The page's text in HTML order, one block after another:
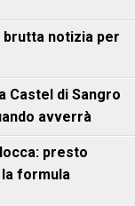
brutta notizia per
Castel di Sangro
avverrà
presto
formula